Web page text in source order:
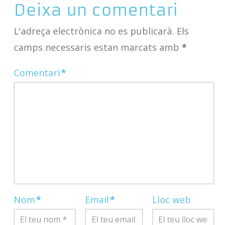
Deixa un comentari
L'adreça electrònica no es publicarà. Els
camps necessaris estan marcats amb *
Comentari*
Nom* Email* Lloc web